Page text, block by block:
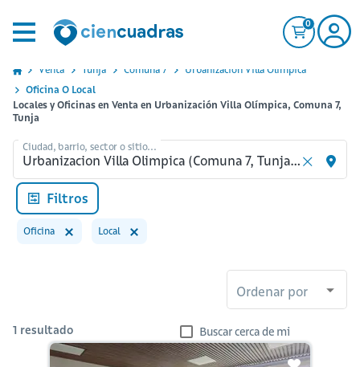
0
Venta Tunja Comuna 7
Urbanizacion Villa Olimpica
Oficina O Local
Locales y Oficinas en Venta en Urbanización Villa Olímpica, Comuna 7,
Tunja
Ciudad, barrio, sector o sitio...
Filtros
Oficina Local
Ordenar por
1 resultado Buscar cerca de mi